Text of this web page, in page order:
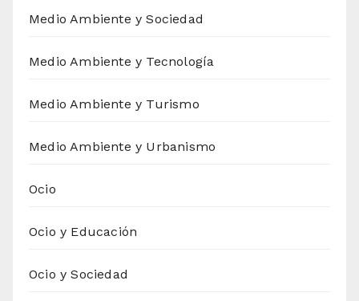
Medio Ambiente y Sociedad
Medio Ambiente y Tecnología
Medio Ambiente y Turismo
Medio Ambiente y Urbanismo
Ocio
Ocio y Educación
Ocio y Sociedad